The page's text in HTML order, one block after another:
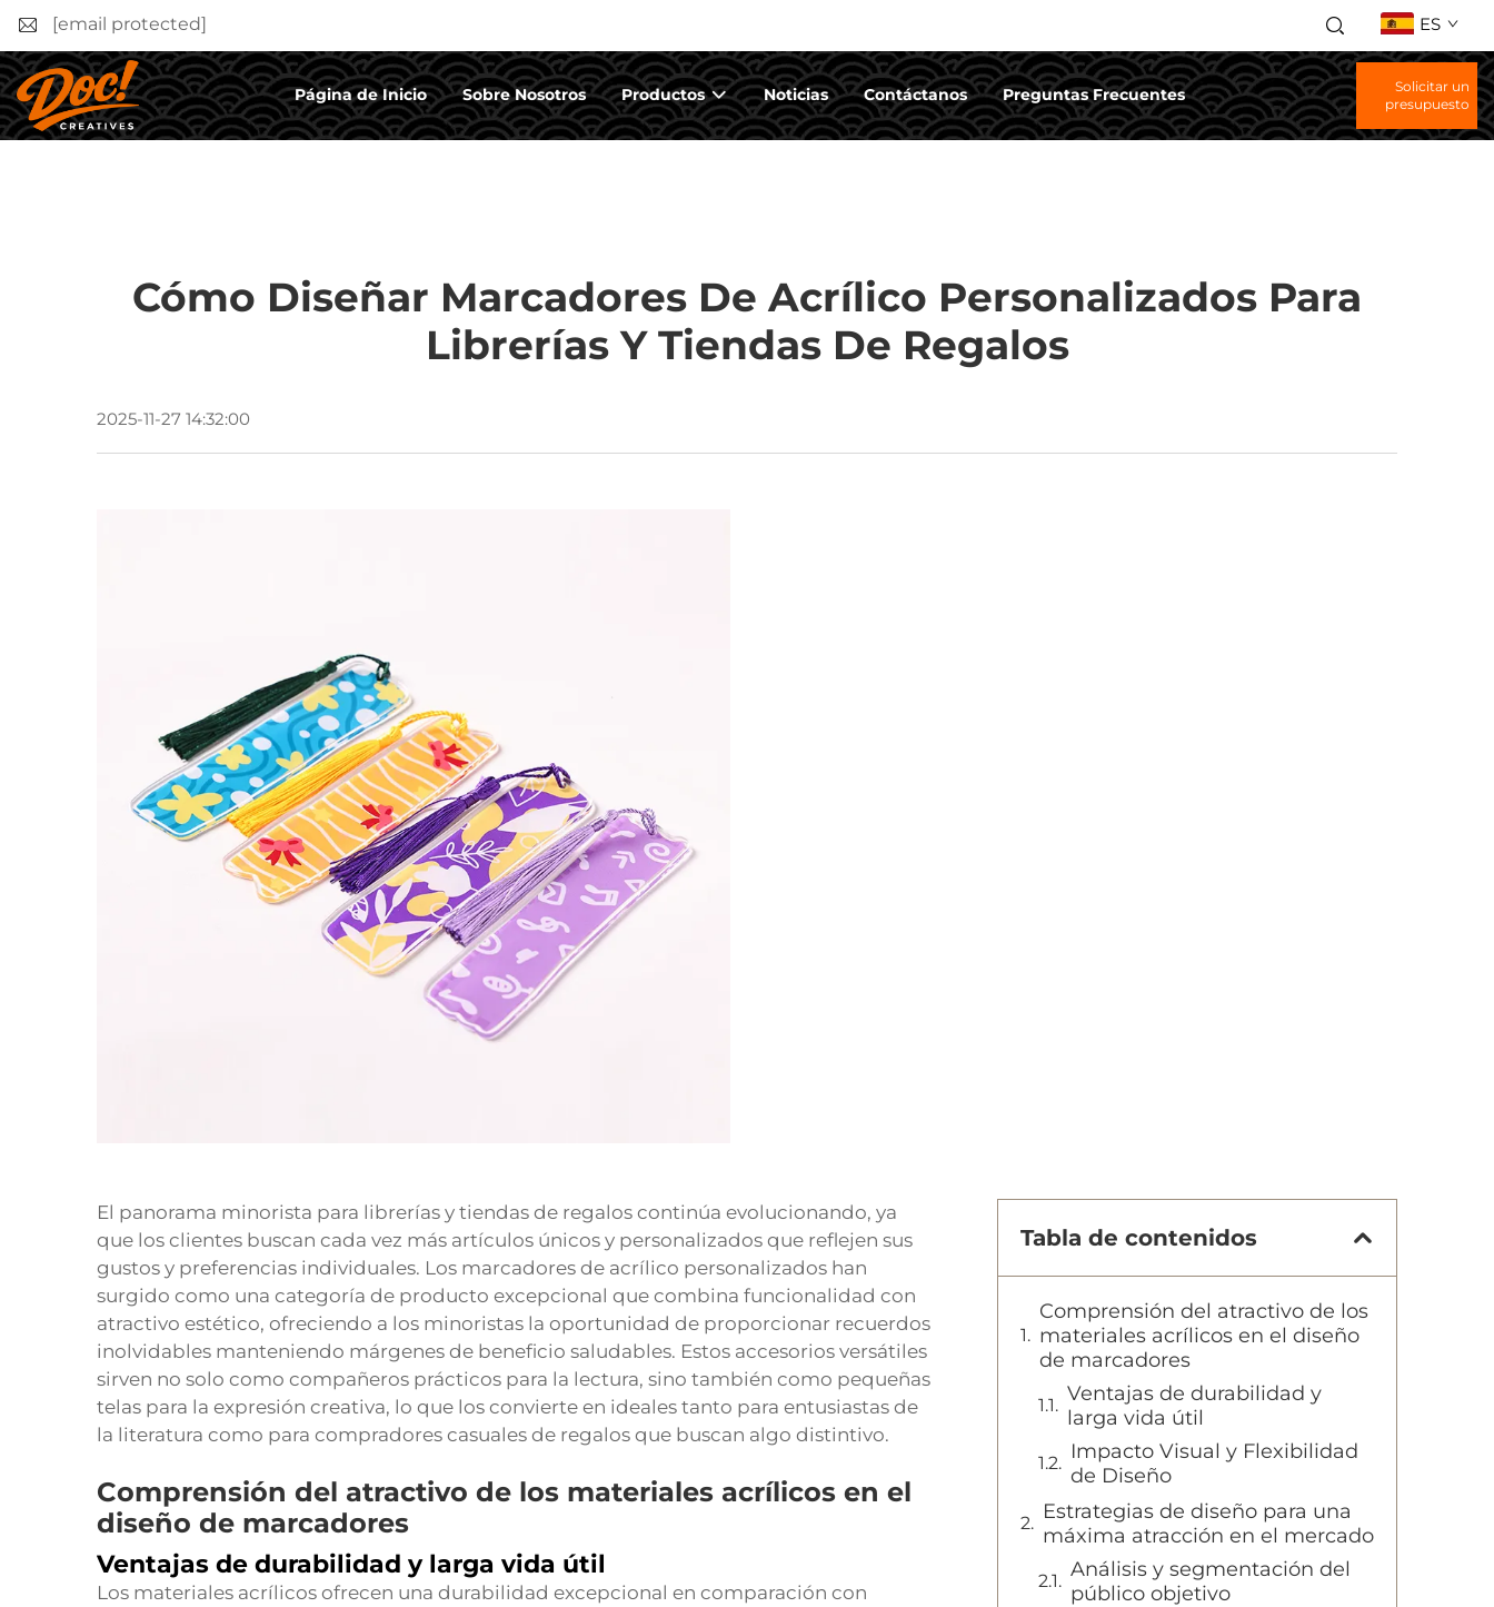
[email protected] ES
Página de Inicio Sobre Nosotros Productos Noticias Contáctanos Preguntas Frecuentes
Solicitar un
presupuesto
Cómo Diseñar Marcadores De Acrílico Personalizados Para
Librerías Y Tiendas De Regalos
2025-11-27 14:32:00
El panorama minorista para librerías y tiendas de regalos continúa evolucionando, ya
que los clientes buscan cada vez más artículos únicos y personalizados que reflejen sus
gustos y preferencias individuales. Los marcadores de acrílico personalizados han
surgido como una categoría de producto excepcional que combina funcionalidad con
atractivo estético, ofreciendo a los minoristas la oportunidad de proporcionar recuerdos
inolvidables manteniendo márgenes de beneficio saludables. Estos accesorios versátiles
sirven no solo como compañeros prácticos para la lectura, sino también como pequeñas
telas para la expresión creativa, lo que los convierte en ideales tanto para entusiastas de
la literatura como para compradores casuales de regalos que buscan algo distintivo.
Comprensión del atractivo de los materiales acrílicos en el
diseño de marcadores
Ventajas de durabilidad y larga vida útil
Los materiales acrílicos ofrecen una durabilidad excepcional en comparación con
Tabla de contenidos
Comprensión del atractivo de los
materiales acrílicos en el diseño
de marcadores
Ventajas de durabilidad y
larga vida útil
Impacto Visual y Flexibilidad
de Diseño
Estrategias de diseño para una
máxima atracción en el mercado
Análisis y segmentación del
público objetivo